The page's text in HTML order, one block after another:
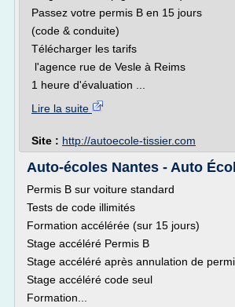
Passez votre permis B en 15 jours
(code & conduite)
Télécharger les tarifs
l'agence rue de Vesle à Reims
1 heure d'évaluation ...
Lire la suite
Site : http://autoecole-tissier.com
Auto-écoles Nantes - Auto
Permis B sur voiture standard
Tests de code illimités
Formation accélérée (sur 15 jours)
Stage accéléré Permis B
Stage accéléré après annulation de
Stage accéléré code seul
Formation...